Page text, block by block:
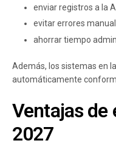
enviar registros a la
evitar errores
ahorrar tiempo
Además, los sistemas en
automáticamente
Ventajas de
2027